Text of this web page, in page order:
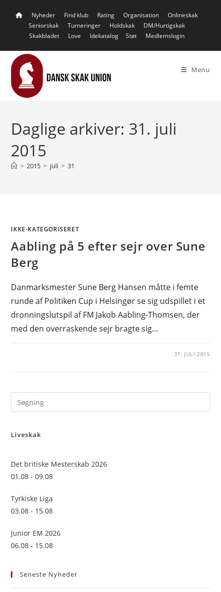
Nyheder Find klub Rating Organisation
Onlineskak
Seniorskak
Turneringer Holdskak
DM/Hurtigskak
Skakbladet
Love Idekatalog Støt Medlemslogin
Menu
Daglige arkiver: 31. juli
2015
> 2015 > juli > 31
IKKE-KATEGORISERET
Aabling på 5 efter sejr over Sune
Berg
Danmarksmester Sune Berg Hansen måtte i femte
runde af Politiken Cup i Helsingør se sig udspillet i et
dronningslutspil af FM Jakob Aabling-Thomsen, der
med den overraskende sejr bragte sig…
31. JULI 2015
Liveskak
Det britiske Mesterskab 2026
01.08 - 09.08
Tyrkiske Liga
03.08 - 15.08
Junior EM 2026
06.08 - 15.08
Seneste Nyheder